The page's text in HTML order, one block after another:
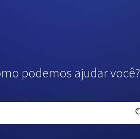
podemos ajudar você?